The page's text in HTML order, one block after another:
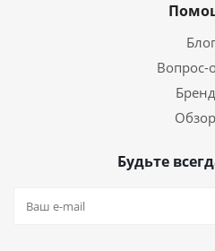
Блог
Вопрос-
Будьте